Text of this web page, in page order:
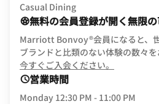
Casual Dining
無料の会員登録が開く無限
Marriott Bonvoy®会員になると、
ブランドと比類のない体験の数々を
今すぐご入会ください。
営業時間
Monday 12:30 PM - 11:00 PM